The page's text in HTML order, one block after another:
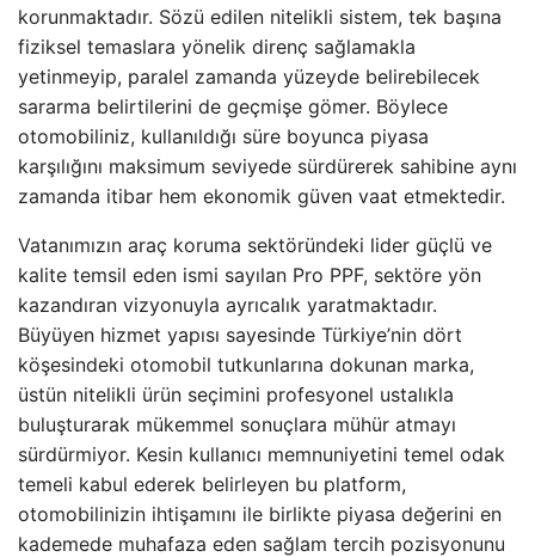
korunmaktadır. Sözü edilen nitelikli sistem, tek başına
fiziksel temaslara yönelik direnç sağlamakla
yetinmeyip, paralel zamanda yüzeyde belirebilecek
sararma belirtilerini de geçmişe gömer. Böylece
otomobiliniz, kullanıldığı süre boyunca piyasa
karşılığını maksimum seviyede sürdürerek sahibine aynı
zamanda itibar hem ekonomik güven vaat etmektedir.
Vatanımızın araç koruma sektöründeki lider güçlü ve
kalite temsil eden ismi sayılan Pro PPF, sektöre yön
kazandıran vizyonuyla ayrıcalık yaratmaktadır.
Büyüyen hizmet yapısı sayesinde Türkiye’nin dört
köşesindeki otomobil tutkunlarına dokunan marka,
üstün nitelikli ürün seçimini profesyonel ustalıkla
buluşturarak mükemmel sonuçlara mühür atmayı
sürdürmiyor. Kesin kullanıcı memnuniyetini temel odak
temeli kabul ederek belirleyen bu platform,
otomobilinizin ihtişamını ile birlikte piyasa değerini en
kademede muhafaza eden sağlam tercih pozisyonunu